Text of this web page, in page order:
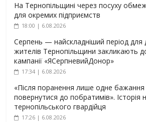
На Тернопільщині через посуху
для окремих підприємств
18:00 | 6.08.2026
Серпень — найскладніший період для
жителів Тернопільщини закликають
кампанії «ЯСерпневийДонор»
17:34 | 6.08.2026
«Після поранення лише одне бажання
повернутися до побратимів». Історія
тернопільського гвардійця
17:26 | 6.08.2026